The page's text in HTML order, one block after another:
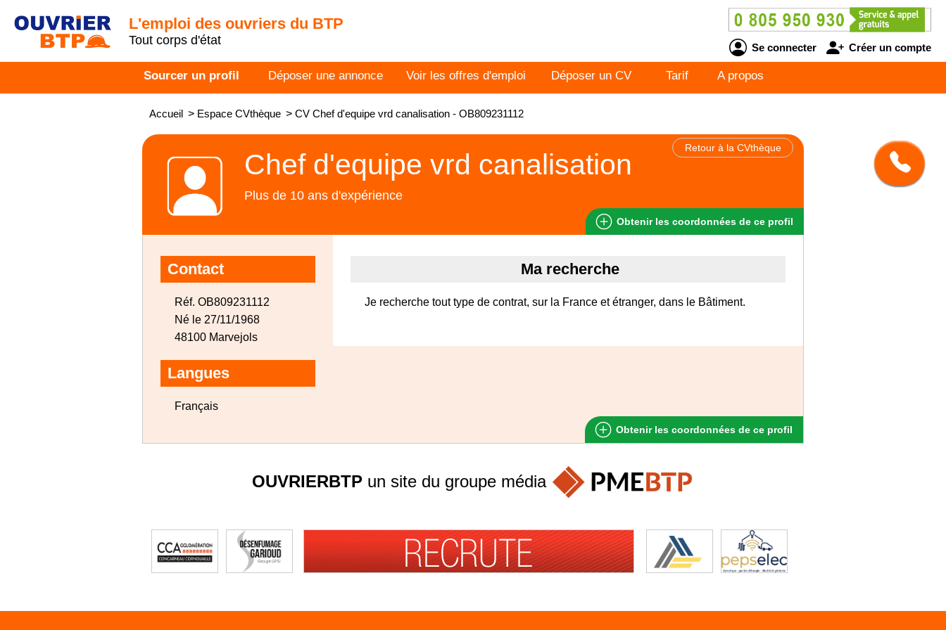
L'emploi des ouvriers du BTP
Tout corps d'état
Se connecter Créer un compte
Sourcer un profil Déposer une annonce Voir les offres d'emploi Déposer un CV Tarif A propos
Accueil > Espace CVthèque > CV Chef d'equipe vrd canalisation - OB809231112
Retour à la CVthèque
Chef d'equipe vrd canalisation
Plus de 10 ans d'expérience
Obtenir les coordonnées de ce profil
Contact
Réf. OB809231112
Né le 27/11/1968
48100 Marvejols
Langues
Français
Ma recherche
Je recherche tout type de contrat, sur la France et étranger, dans le Bâtiment.
Obtenir les coordonnées de ce profil
OUVRIERBTP un site du groupe média